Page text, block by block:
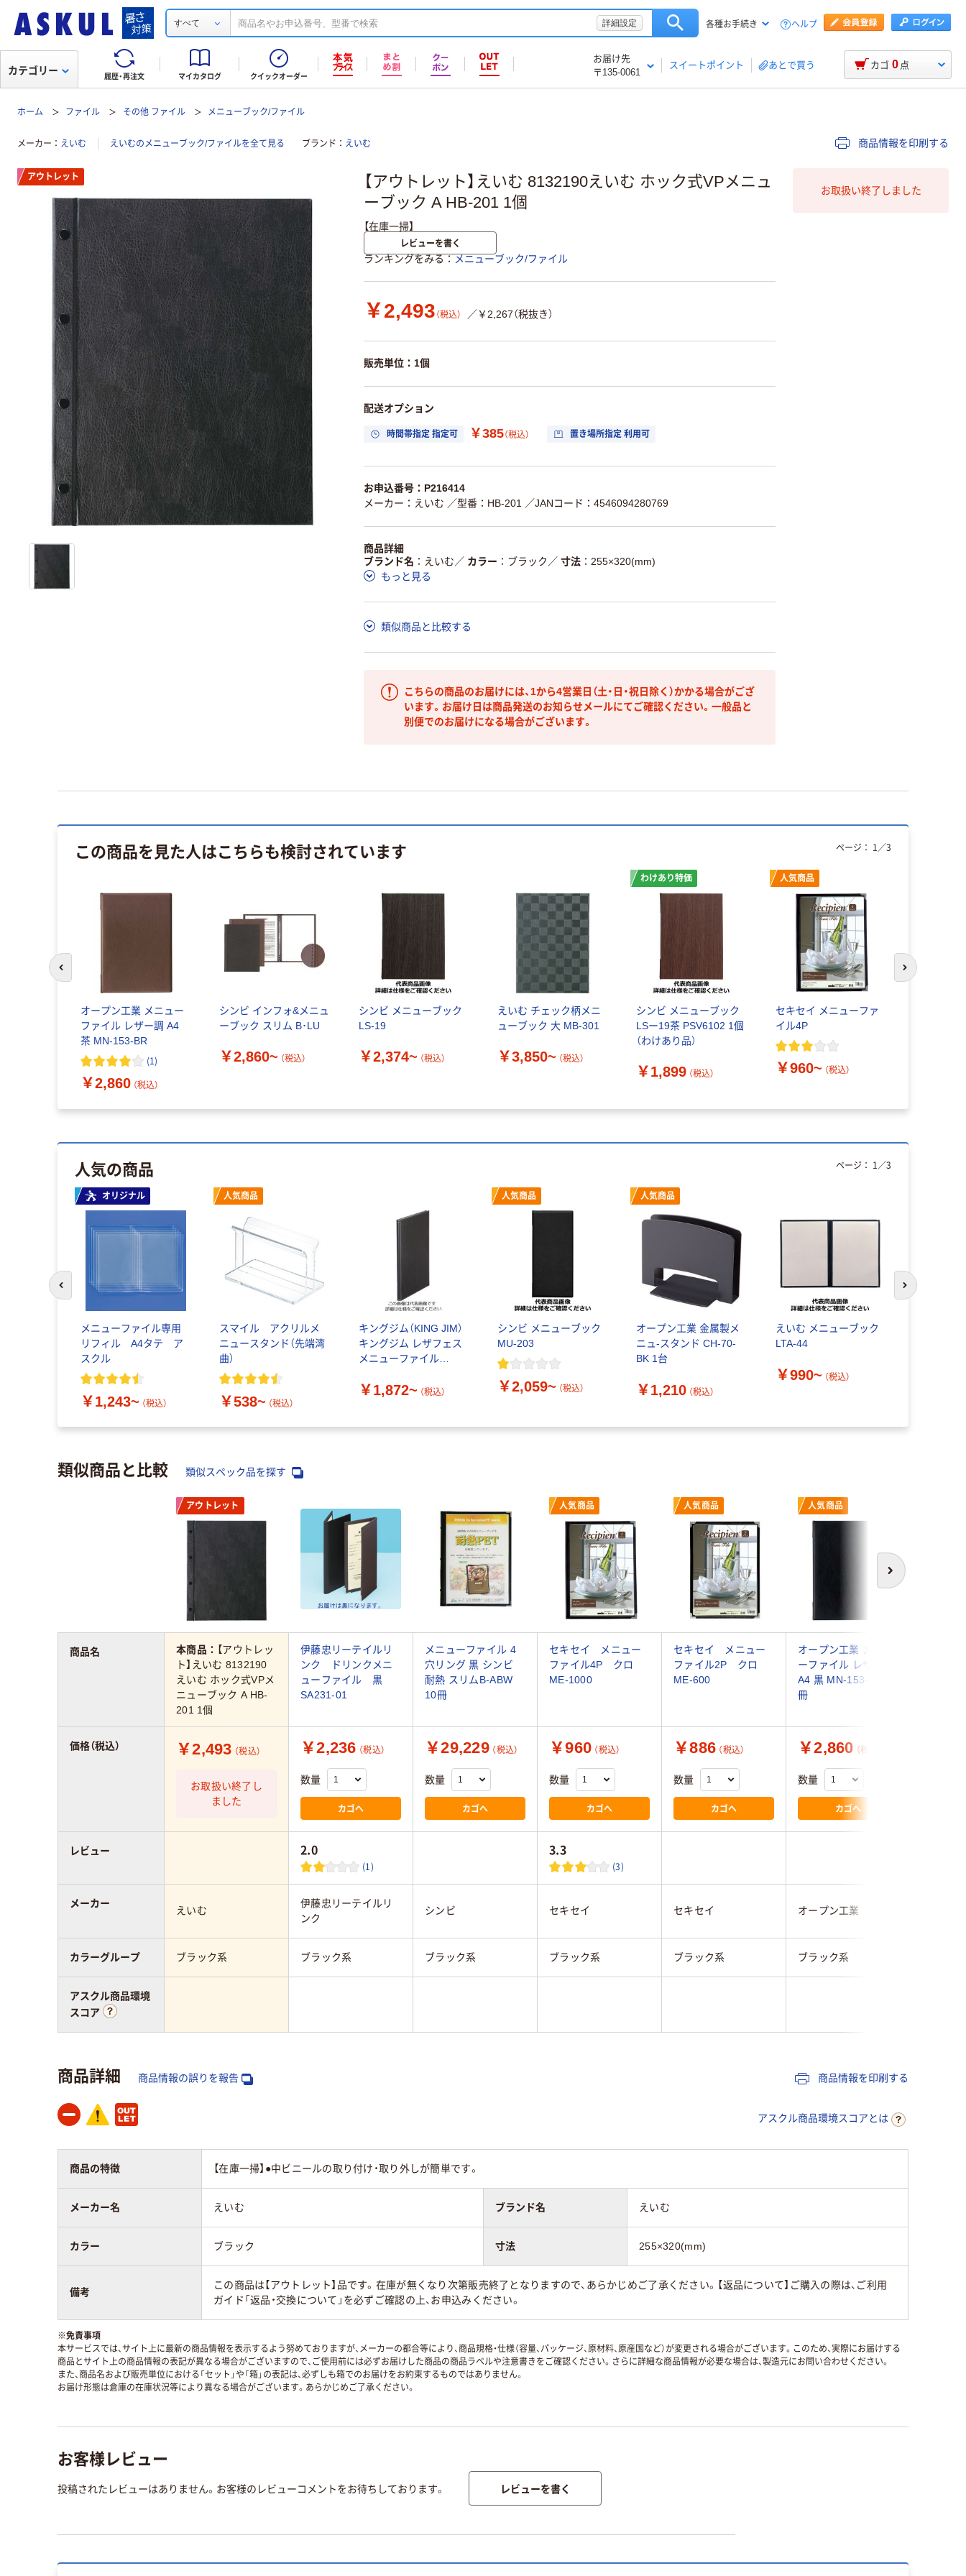
すべて 詳細設定 各種お手続き ヘルプ
履歴・再注文 マイカタログ クイックオーダー
お届け先
〒135-0061
スイートポイント あとで買う
カテゴリー カゴ 0 点
ホーム ファイル その他 ファイル メニューブック/ファイル
メーカー えいむ えいむのメニューブック/ファイルを全て見る ブランド えいむ 商品情報を印刷する
【アウトレット】えいむ 8132190えいむ ホック式VPメニュ
ーブック A HB-201 1個
【在庫一掃】
レビューを書く
ランキングをみる メニューブック/ファイル
￥2,493 （税込） ／￥2,267（税抜き）
販売単位：1個
配送オプション
時間帯指定 指定可 ￥385（税込） 置き場所指定 利用可
お申込番号：P216414
メーカー：えいむ ／型番：HB-201 ／JANコード：4546094280769
商品詳細
ブランド名
えいむ ／ カラー ブラック ／ 寸法
255×320(mm)
もっと見る
類似商品と比較する
こちらの商品のお届けには、1から4営業日（土・日・祝日除く）かかる場合がござ
います。お届け日は商品発送のお知らせメールにてご確認ください。一般品と
別便でのお届けになる場合がございます。
アウトレット
お取扱い終了しました
この商品を見た人はこちらも検討されています
オープン工業 メニュー
ファイル レザー調 A4
茶 MN-153-BR
(1)
￥2,860 （税込）
シンビ インフォ&メニュ
ーブック スリム B･LU
￥2,860~ （税込）
シンビ メニューブック
LS-19
￥2,374~ （税込）
えいむ チェック柄メニ
ューブック 大 MB-301
￥3,850~ （税込）
わけあり特価
シンビ メニューブック
LSー19茶 PSV6102 1個
（わけあり品）
￥1,899 （税込）
人気商品
セキセイ メニューファ
イル4P
￥960~ （税込）
ページ： 1 ／3
前のスライドへ 次のスライド
人気の商品
オリジナル
メニューファイル専用
リフィル A4タテ ア
スクル
￥1,243~ （税込）
人気商品
スマイル アクリルメ
ニュースタンド（先端湾
曲）
￥538~ （税込）
キングジム（KING JIM）
キングジム レザフェス
メニューファイル
￥1,872~ （税込）
人気商品
シンビ メニューブック
MU-203
￥2,059~ （税込）
人気商品
オープン工業 金属製メ
ニュ-スタンド CH-70-
BK 1台
￥1,210 （税込）
えいむ メニューブック
LTA-44
￥990~ （税込）
ページ： 1 ／3
前のスライドへ 次のスライド
類似商品と比較 類似スペック品を探す
次へ
アウトレット 人気商品 人気商品 人気商品
本商品： 【アウトレッ
ト】えいむ 8132190
えいむ ホック式VPメ
ニューブック A HB-
201 1個
伊藤忠リーテイルリ
ンク ドリンクメニ
ューファイル 黒
SA231-01
メニューファイル 4
穴リング 黒 シンビ
耐熱 スリムB-ABW
10冊
セキセイ メニュー
ファイル4P クロ
ME-1000
セキセイ メニュー
ファイル2P クロ
ME-600
オープン工業 メニュ
ーファイル レザー調
A4 黒 MN-153-BK 1
冊
￥2,493 （税込）
お取扱い終了し
ました
￥2,236 （税込）
数量
カゴへ
￥29,229 （税込）
数量
カゴへ
￥960 （税込）
数量
カゴへ
￥886 （税込）
数量
カゴへ
￥2,860 （税込）
数量
カゴへ
2.0
(1)
3.3
(3)
えいむ
伊藤忠リーテイルリ
ンク
シンビ セキセイ セキセイ オープン工業
ブラック系 ブラック系 ブラック系 ブラック系 ブラック系 ブラック系
商品名
価格（税込）
レビュー
メーカー
カラーグループ
アスクル商品環境
スコア
商品詳細 商品情報の誤りを報告 商品情報を印刷する
アスクル商品環境スコアとは
商品の特徴 【在庫一掃】●中ビニールの取り付け・取り外しが簡単です。
メーカー名 えいむ ブランド名 えいむ
カラー ブラック 寸法 255×320(mm)
備考
この商品は【アウトレット】品です。在庫が無くなり次第販売終了となりますので、あらかじめご了承ください。【返品について】ご購入の際は、ご利用
ガイド「返品・交換について」を必ずご確認の上、お申込みください。
※免責事項
本サービスでは、サイト上に最新の商品情報を表示するよう努めておりますが、メーカーの都合等により、商品規格・仕様（容量、パッケージ、原材料、原産国など）が変更される場合がございます。このため、実際にお届けする
商品とサイト上の商品情報の表記が異なる場合がございますので、ご使用前には必ずお届けした商品の商品ラベルや注意書きをご確認ください。さらに詳細な商品情報が必要な場合は、製造元にお問い合わせください。
また、商品名および販売単位における「セット」や「箱」の表記は、必ずしも箱でのお届けをお約束するものではありません。
お届け形態は倉庫の在庫状況等により異なる場合がございます。あらかじめご了承ください。
お客様レビュー
投稿されたレビューはありません。お客様のレビューコメントをお待ちしております。 レビューを書く